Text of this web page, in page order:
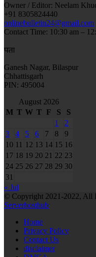
Owner / Editor: Neelam
+91 8305824440
onlinebulletin24@gmail.com
Contact Time: 10:30 am –
पता
Ganesh Nagar, Bilaspur
Chhattisgarh
PIN: 495004
August 2026
M T W T F S
S
1
2
3
4 5 6 7 8
9
10 11 12 13 14 15 16
17 18 19 20 21 22 23
24 25 26 27 28 29 30
31
« Jul
© Copyright 2021-2022, All
Serverhosthub
Home
Privacy Policy
Contact Us
disclaimer